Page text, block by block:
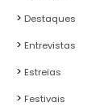
Destaques
Entrevistas
Estreias
Festivais